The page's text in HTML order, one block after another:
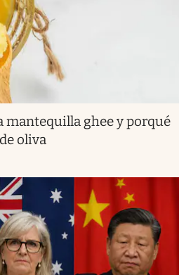
mantequilla ghee y porqué
oliva